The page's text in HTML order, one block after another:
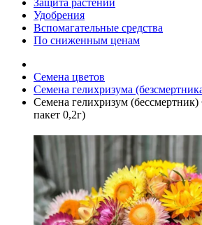
Защита растений
Удобрения
Вспомагательные средства
По сниженным ценам
Семена цветов
Семена гелихризума
Семена гелихризум
пакет 0,2г)